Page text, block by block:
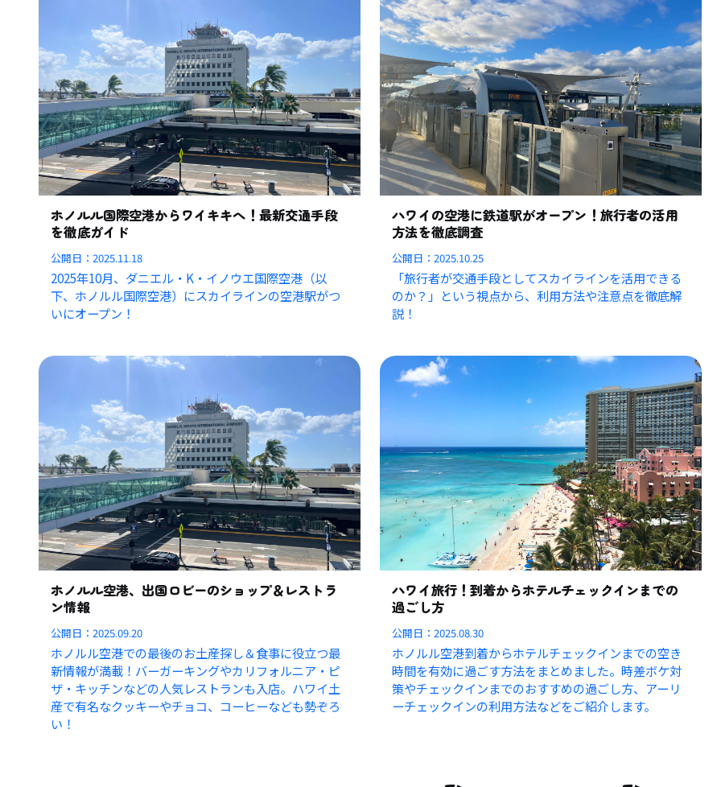
ホノルル国際空港からワイキキへ！最新交通手段
を徹底ガイド
公開日：2025.11.18
2025年10月、ダニエル・K・イノウエ国際空港（以
下、ホノルル国際空港）にスカイラインの空港駅がつ
いにオープン！
ハワイの空港に鉄道駅がオープン！旅行者の活用
方法を徹底調査
公開日：2025.10.25
「旅行者が交通手段としてスカイラインを活用できる
のか？」という視点から、利用方法や注意点を徹底解
説！
ホノルル空港、出国ロビーのショップ＆レストラ
ン情報
公開日：2025.09.20
ホノルル空港での最後のお土産探し＆食事に役立つ最
新情報が満載！バーガーキングやカリフォルニア・ピ
ザ・キッチンなどの人気レストランも入店。ハワイ土
産で有名なクッキーやチョコ、コーヒーなども勢ぞろ
い！
ハワイ旅行！到着からホテルチェックインまでの
過ごし方
公開日：2025.08.30
ホノルル空港到着からホテルチェックインまでの空き
時間を有効に過ごす方法をまとめました。時差ボケ対
策やチェックインまでのおすすめの過ごし方、アーリ
ーチェックインの利用方法などをご紹介します。